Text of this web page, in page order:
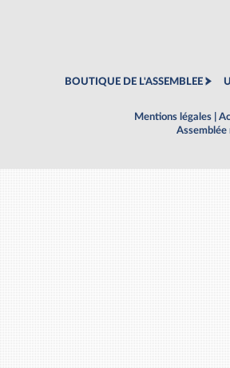
BOUTIQUE DE L'ASSEMBLEE
Mentions légales